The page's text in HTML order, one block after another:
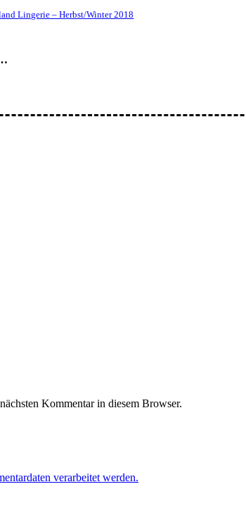
Lingerie – Herbst/Winter 2018
Kommentar in diesem Browser.
verarbeitet werden.